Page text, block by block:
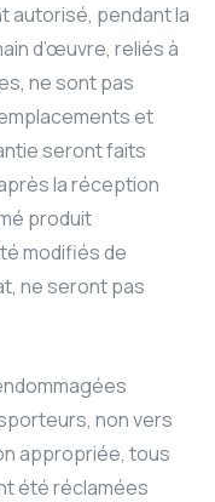
autorisé, pendant la
d’œuvre, reliés à
ne sont pas
et
seront faits
la réception
produit
modifiés de
ne seront pas
non vers
appropriée, tous
été réclamées